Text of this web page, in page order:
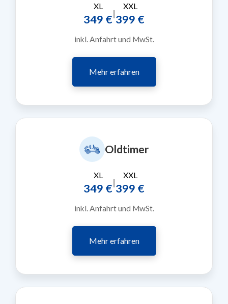
XL
349 €|
XXL
399 €
inkl. Anfahrt und MwSt.
Mehr erfahren
Oldtimer
XL
349 €|
XXL
399 €
inkl. Anfahrt und MwSt.
Mehr erfahren